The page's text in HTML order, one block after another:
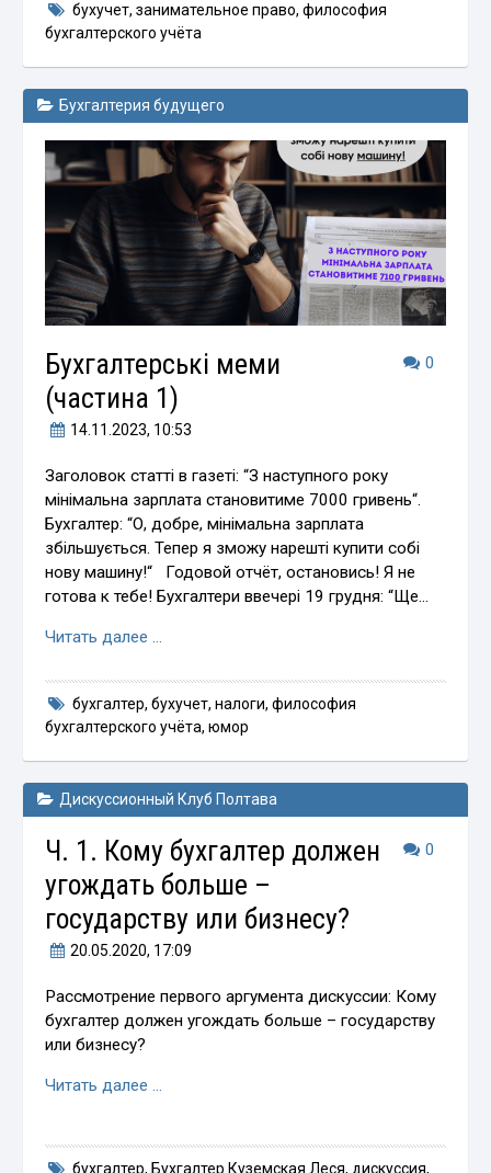
бухучет, занимательное право, философия
бухгалтерского учёта
Бухгалтерия будущего
0
Бухгалтерські меми
(частина 1)
14.11.2023, 10:53
Заголовок статті в газеті: “З наступного року
мінімальна зарплата становитиме 7000 гривень“.
Бухгалтер: “О, добре, мінімальна зарплата
збільшується. Тепер я зможу нарешті купити собі
нову машину!“ Годовой отчёт, остановись! Я не
готова к тебе! Бухгалтери ввечері 19 грудня: “Ще…
Читать далее …
бухгалтер, бухучет, налоги, философия
бухгалтерского учёта,юмор
Дискуссионный Клуб Полтава
0
Ч. 1. Кому бухгалтер должен
угождать больше –
государству или бизнесу?
20.05.2020, 17:09
Рассмотрение первого аргумента дискуссии: Кому
бухгалтер должен угождать больше – государству
или бизнесу?
Читать далее …
бухгалтер, Бухгалтер Куземская Леся, дискуссия,